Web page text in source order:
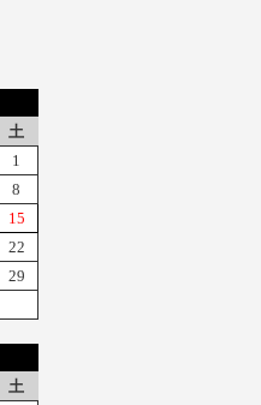
土
1
8
15
22
29
土